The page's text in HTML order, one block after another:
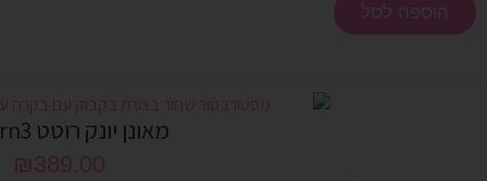
הוספה לסל
מאונן יונק רוטט Airturn3
₪389.00